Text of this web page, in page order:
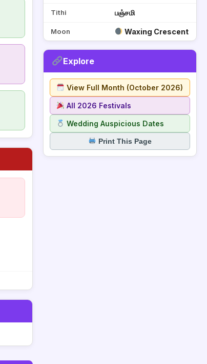
Tithi பஞ்சமி
Moon Waxing Crescent
Explore
View Full Month (October 2026)
All 2026 Festivals
Wedding Auspicious Dates
Print This Page